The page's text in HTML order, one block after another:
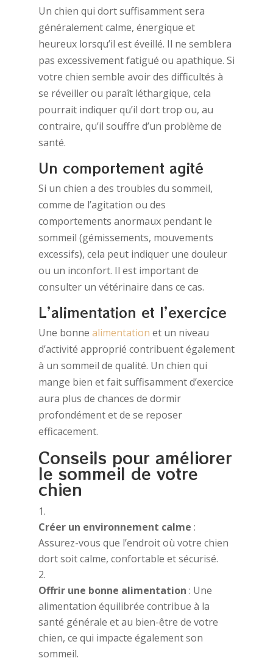
Un chien qui dort suffisamment sera
généralement calme, énergique et
heureux lorsqu’il est éveillé. Il ne semblera
pas excessivement fatigué ou apathique. Si
votre chien semble avoir des difficultés à
se réveiller ou paraît léthargique, cela
pourrait indiquer qu’il dort trop ou, au
contraire, qu’il souffre d’un problème de
santé.
Un comportement agité
Si un chien a des troubles du sommeil,
comme de l’agitation ou des
comportements anormaux pendant le
sommeil (gémissements, mouvements
excessifs), cela peut indiquer une douleur
ou un inconfort. Il est important de
consulter un vétérinaire dans ce cas.
L’alimentation et l’exercice
Une bonne alimentation et un niveau
d’activité approprié contribuent également
à un sommeil de qualité. Un chien qui
mange bien et fait suffisamment d’exercice
aura plus de chances de dormir
profondément et de se reposer
efficacement.
Conseils pour améliorer
le sommeil de votre
chien
Créer un environnement calme :
Assurez-vous que l’endroit où votre chien
dort soit calme, confortable et sécurisé.
Offrir une bonne alimentation : Une
alimentation équilibrée contribue à la
santé générale et au bien-être de votre
chien, ce qui impacte également son
sommeil.